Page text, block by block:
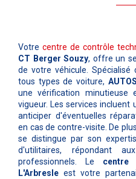
Votre centre de contrôle
CT Berger Souzy, offre un
de votre véhicule.
tous types de voiture,
une vérification
vigueur. Les services
anticiper d'éventuelles
en cas de contre-visite. De
se distingue par son
d'utilitaires, répondant
professionnels. Le
L'Arbresle est votre